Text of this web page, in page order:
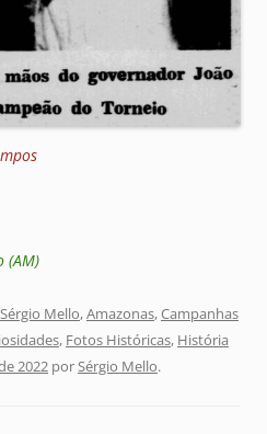
(AM)
Mello,Amazonas,Campanhas
, Fotos Históricas, História
2022 por Sérgio Mello.